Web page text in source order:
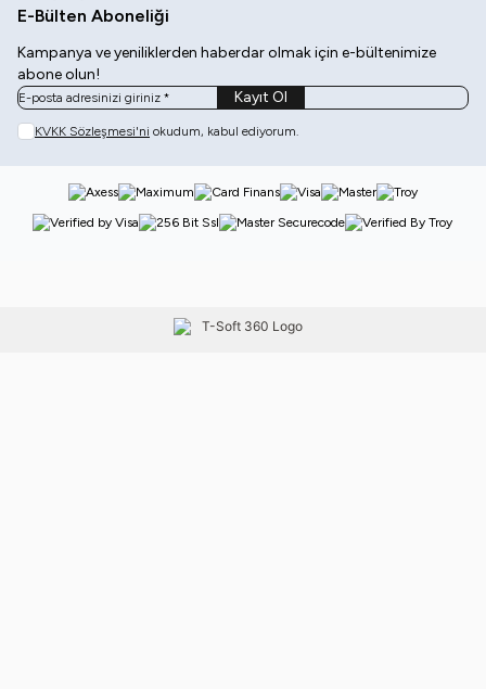
E-Bülten Aboneliği
Kampanya ve yeniliklerden haberdar olmak için e-bültenimize
abone olun!
Kayıt Ol
KVKK Sözleşmesi'ni okudum, kabul ediyorum.